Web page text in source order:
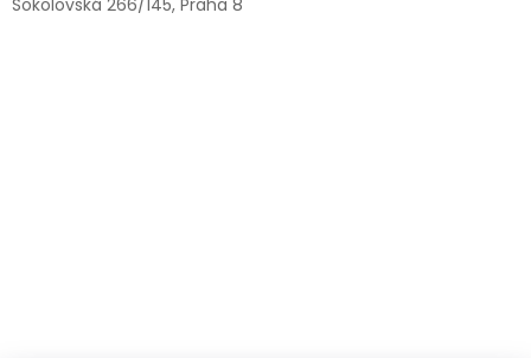
Sokolovská 266/145, Praha 8